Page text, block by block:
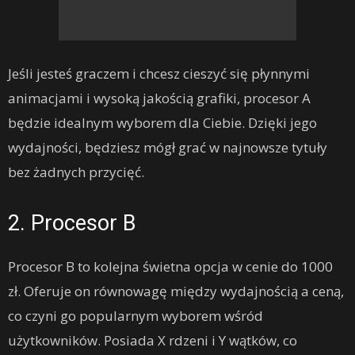
Jeśli jesteś graczem i chcesz cieszyć się płynnymi
animacjami i wysoką jakością grafiki, procesor A
będzie idealnym wyborem dla Ciebie. Dzięki jego
wydajności, będziesz mógł grać w najnowsze tytuły
bez żadnych przycięć.
2. Procesor B
Procesor B to kolejna świetna opcja w cenie do 1000
zł. Oferuje on równowagę między wydajnością a ceną,
co czyni go popularnym wyborem wśród
użytkowników. Posiada X rdzeni i Y wątków, co